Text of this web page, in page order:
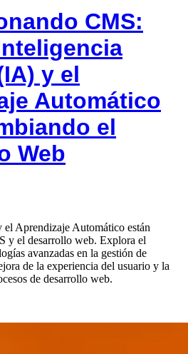
CMS:
y el
Automático
el
Web
Aprendizaje Automático están
y el desarrollo web. Explora el
avanzadas en la gestión de
de la experiencia del usuario y la
de desarrollo web.